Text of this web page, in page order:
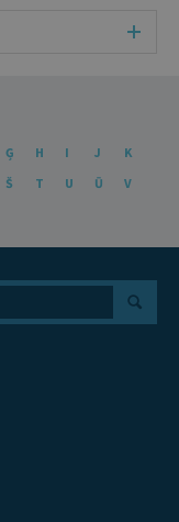
Ģ H I J
K
Š T U Ū
V